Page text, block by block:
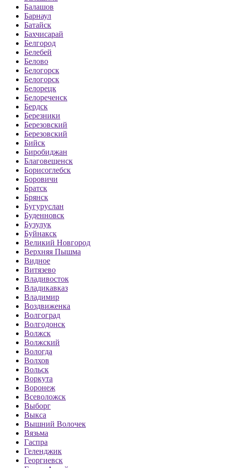
Балашов
Барнаул
Батайск
Бахчисарай
Белгород
Белебей
Белово
Белогорск
Белогорск
Белорецк
Белореченск
Бердск
Березники
Березовский
Березовский
Бийск
Биробиджан
Благовещенск
Борисоглебск
Боровичи
Братск
Брянск
Бугуруслан
Буденновск
Бузулук
Буйнакск
Великий Новгород
Верхняя Пышма
Видное
Витязево
Владивосток
Владикавказ
Владимир
Воздвиженка
Волгоград
Волгодонск
Волжск
Волжский
Вологда
Волхов
Вольск
Воркута
Воронеж
Всеволожск
Выборг
Выкса
Вышний Волочек
Вязьма
Гаспра
Геленджик
Георгиевск